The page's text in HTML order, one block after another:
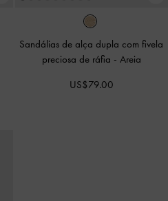
Sandálias de alça dupla com fivela
preciosa de ráfia - Areia
US$79.00